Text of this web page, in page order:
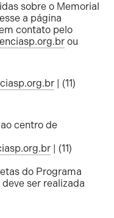
sobre o Memorial
a página
contato pelo
ou
| (11)
centro de
| (11)
do Programa
ser realizada